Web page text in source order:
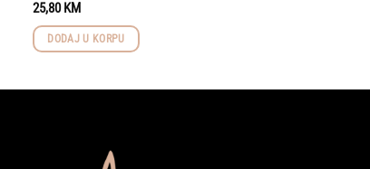
25,80KM
DODAJ U KORPU